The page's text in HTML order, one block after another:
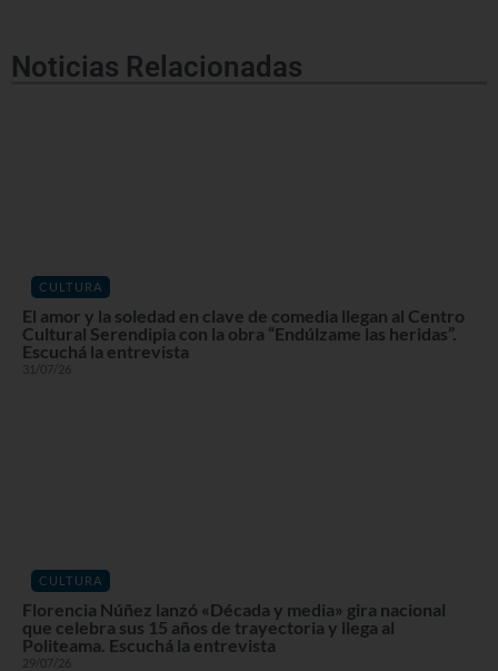
Noticias Relacionadas
CULTURA
El amor y la soledad en clave de comedia llegan al Centro
Cultural Serendipia con la obra “Endúlzame las heridas”.
Escuchá la entrevista
31/07/26
CULTURA
Florencia Núñez lanzó «Década y media» gira nacional
que celebra sus 15 años de trayectoria y llega al
Politeama. Escuchá la entrevista
29/07/26